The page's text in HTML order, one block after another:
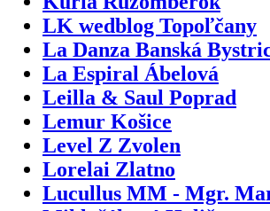
LK wedblog Topoľčany
La Danza Banská
La Espiral Ábelová
Leilla & Saul Poprad
Lemur Košice
Level Z Zvolen
Lorelai Zlatno
Lucullus MM - Mgr.